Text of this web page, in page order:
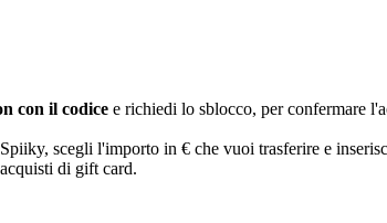
con il codice e richiedi lo sblocco, per confermare
scegli l'importo in € che vuoi trasferire e
di gift card.